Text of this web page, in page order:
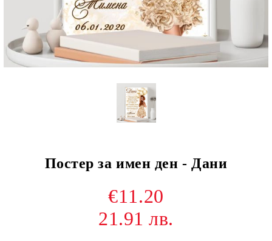
Постер за имен ден - Дани
€11.20
21.91 лв.